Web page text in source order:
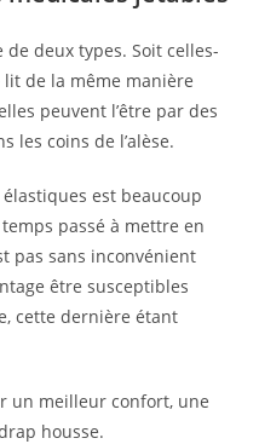
deux types. Soit celles-
de la même manière
peuvent l’être par des
les coins de l’alèse.
est beaucoup
passé à mettre en
pas sans inconvénient
être susceptibles
cette dernière étant
un meilleur confort, une
housse.